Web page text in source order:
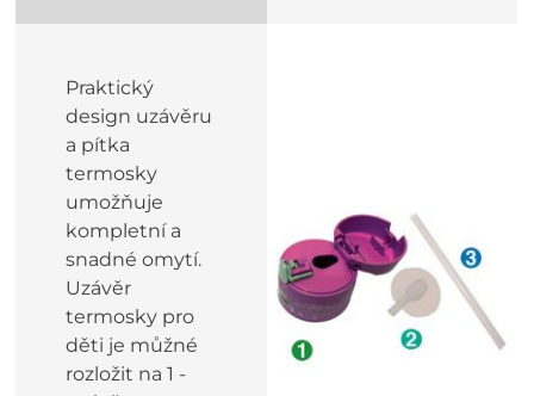
Praktický
design uzávěru
a pítka
termosky
umožňuje
kompletní a
snadné omytí.
Uzávěr
termosky pro
děti je můžné
rozložit na 1 -